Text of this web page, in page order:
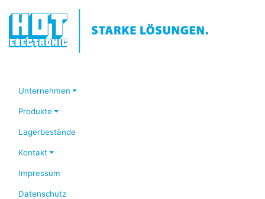
Unternehmen
Produkte
Lagerbestände
Kontakt
Impressum
Datenschutz